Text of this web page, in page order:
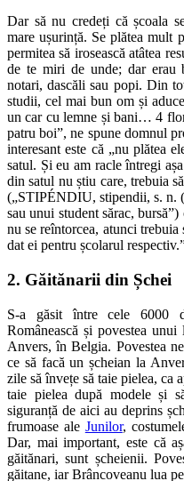
Dar să nu credeți că școala
mare ușurință. Se plătea mult
permitea să irosească atâtea
de te miri de unde; dar erau
notari, dascăli sau popi. Din
studii, cel mai bun om și
un car cu lemne și bani… 4
patru boi”, ne spune domnul
interesant este că „nu plătea
satul. Și eu am racle întregi
din satul nu știu care, trebuia
(„STIPÉNDIU, stipendii, s. n.
sau unui student sărac,
nu se reîntorcea, atunci
dat ei pentru școlarul
2. Găitănarii din Șchei
S-a găsit între cele 6000
Românească și povestea
Anvers, în Belgia. Povestea
ce să facă un șcheian la
zile să învețe să taie pielea, ca
taie pielea după modele și
siguranță de aici au deprins
frumoase ale Junilor,
Dar, mai important, este că
găitănari, sunt șcheienii.
găitane, iar Brâncoveanu lua